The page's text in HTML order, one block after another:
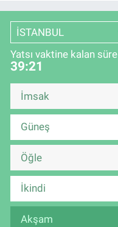
İSTANBUL
Yatsı vaktine kalan süre
39:21
İmsak
Güneş
Öğle
İkindi
Akşam